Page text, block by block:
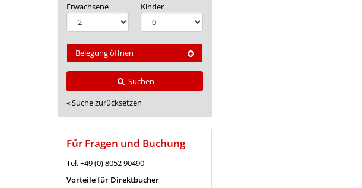
Erwachsene
Kinder
Belegung öffnen
Suchen
« Suche zurücksetzen
Für Fragen und Buchung
Tel. +49 (0) 8052 90490
Vorteile für Direktbucher